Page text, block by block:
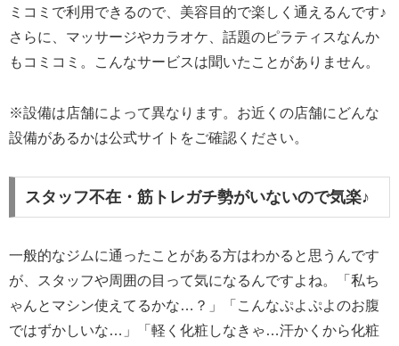
ミコミで利用できるので、美容目的で楽しく通えるんです♪
さらに、マッサージやカラオケ、話題のピラティスなんか
もコミコミ。こんなサービスは聞いたことがありません。
※設備は店舗によって異なります。お近くの店舗にどんな
設備があるかは公式サイトをご確認ください。
スタッフ不在・筋トレガチ勢がいないので気楽♪
一般的なジムに通ったことがある方はわかると思うんです
が、スタッフや周囲の目って気になるんですよね。「私ち
ゃんとマシン使えてるかな…？」「こんなぷよぷよのお腹
ではずかしいな…」「軽く化粧しなきゃ…汗かくから化粧